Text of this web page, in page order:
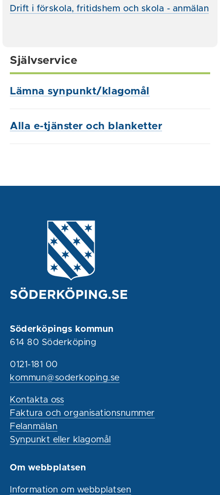
Drift i förskola, fritidshem och skola - anmälan
Självservice
Lämna synpunkt/klagomål
Alla e-tjänster och blanketter
Söderköpings kommun
614 80 Söderköping
0121-181 00
kommun@soderkoping.se
Kontakta oss
Faktura och organisationsnummer
Felanmälan
Synpunkt eller klagomål
Om webbplatsen
Information om webbplatsen